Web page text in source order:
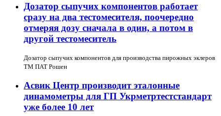
Дозатор сыпучих компонентов работает
сразу на два тестомесителя, поочередно
отмеряя дозу сначала в один, а потом в
другой тестомеситель
Дозатор сыпучих компонентов для производства пирожных эклеров
ТМ ПАТ Рошен
Асвик Центр производит эталонные
динамометры для ГП Укрметртестстандарт
уже более 10 лет